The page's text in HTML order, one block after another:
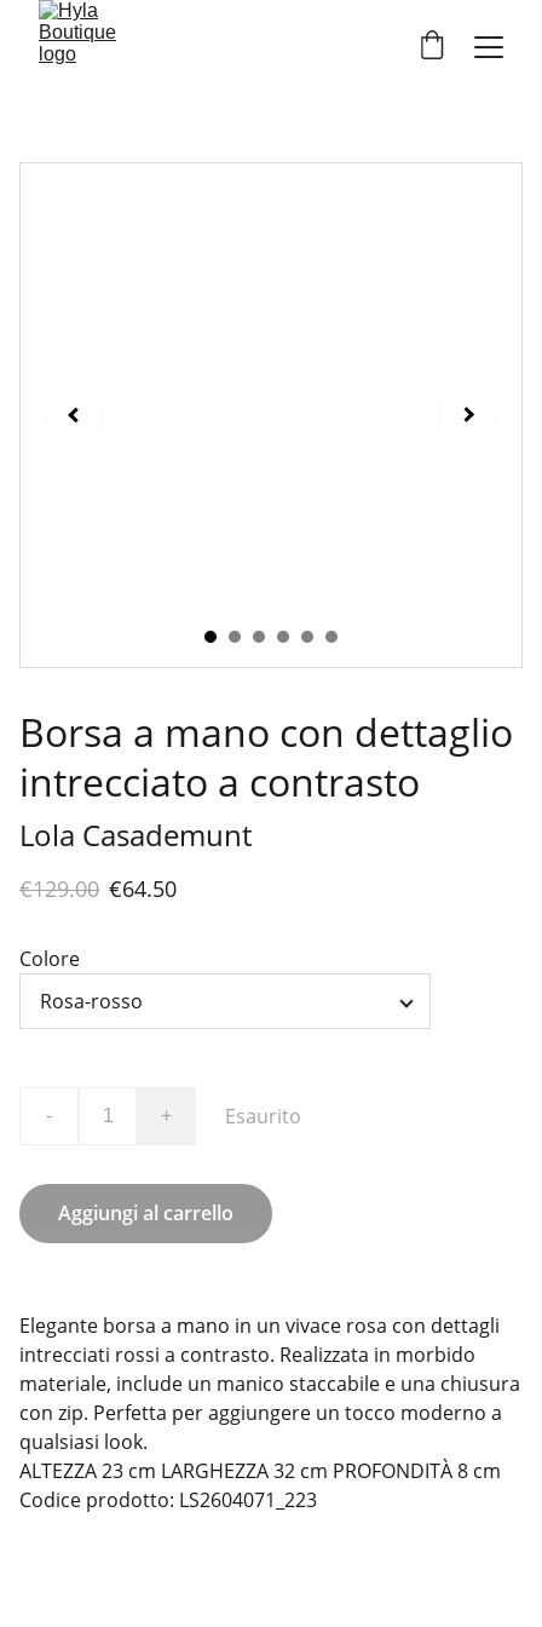
Borsa a mano con dettaglio
intrecciato a contrasto
Lola Casademunt
€129.00 €64.50
Colore
- + Esaurito
Aggiungi al carrello
Elegante borsa a mano in un vivace rosa con dettagli
intrecciati rossi a contrasto. Realizzata in morbido
materiale, include un manico staccabile e una chiusura
con zip. Perfetta per aggiungere un tocco moderno a
qualsiasi look.
ALTEZZA 23 cm LARGHEZZA 32 cm PROFONDITÀ 8 cm
Codice prodotto: LS2604071_223